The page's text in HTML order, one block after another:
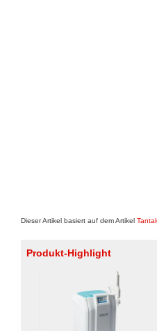
Dieser Artikel basiert auf dem Artikel
Produkt-Highlight